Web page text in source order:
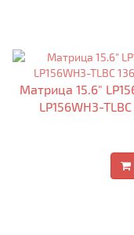
Матрица 15.6"
LP156WH3-